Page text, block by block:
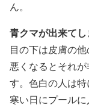
ん。
青クマが出来てし
目の下は皮膚の
悪くなるとそれ
す。色白の人は特
寒い日にプール